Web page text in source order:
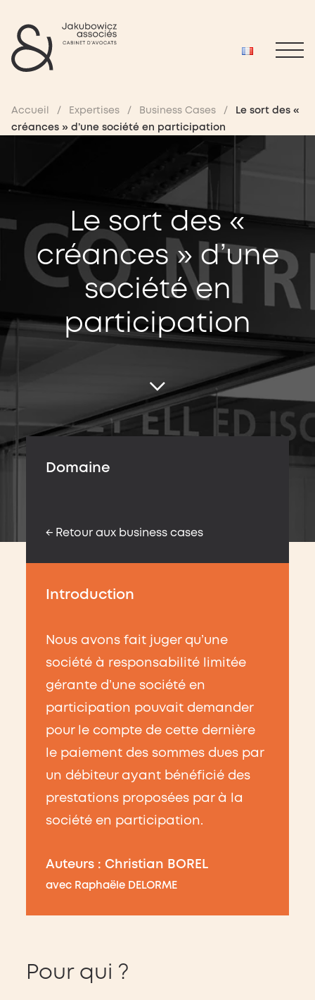
Accueil / Expertises / Business Cases /
Le sort des «
créances » d’une société en participation
Le sort des «
créances » d’une
société en
participation
Domaine
← Retour aux business cases
Introduction
Nous avons fait juger qu’une
société à responsabilité limitée
gérante d’une société en
participation pouvait demander
pour le compte de cette dernière
le paiement des sommes dues par
un débiteur ayant bénéficié des
prestations proposées par à la
société en participation.
Auteurs: Christian BOREL
avec Raphaële DELORME
Pour qui ?